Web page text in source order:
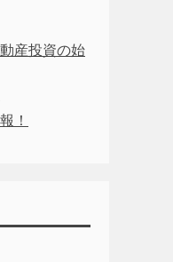
産投資の始
！